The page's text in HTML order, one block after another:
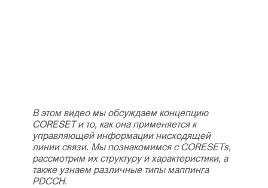
В этом видео мы обсуждаем концепцию
CORESET и то, как она применяется к
управляющей информации нисходящей
линии связи. Мы познакомимся с CORESETs,
рассмотрим их структуру и характеристики, а
также узнаем различные типы маппинга
PDCCH.